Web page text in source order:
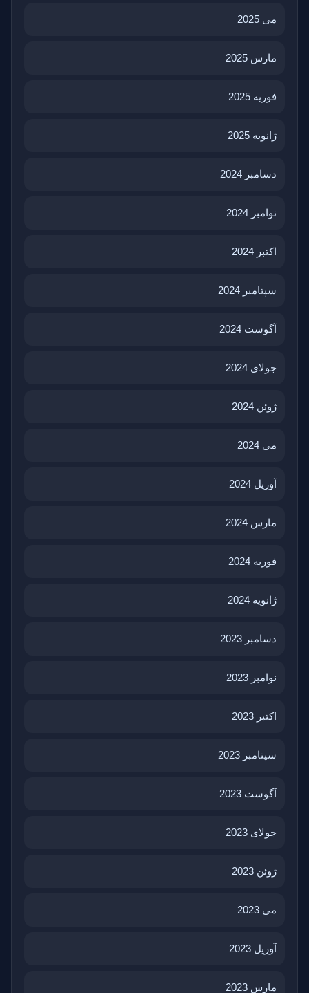
می 2025
مارس 2025
فوریه 2025
ژانویه 2025
دسامبر 2024
نوامبر 2024
اکتبر 2024
سپتامبر 2024
آگوست 2024
جولای 2024
ژوئن 2024
می 2024
آوریل 2024
مارس 2024
فوریه 2024
ژانویه 2024
دسامبر 2023
نوامبر 2023
اکتبر 2023
سپتامبر 2023
آگوست 2023
جولای 2023
ژوئن 2023
می 2023
آوریل 2023
مارس 2023